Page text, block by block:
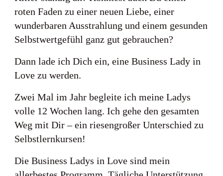
roten Faden zu einer neuen Liebe, einer
wunderbaren Ausstrahlung und einem gesunden
Selbstwertgefühl ganz gut gebrauchen?
Dann lade ich Dich ein, eine Business Lady in
Love zu werden.
Zwei Mal im Jahr begleite ich meine Ladys
volle 12 Wochen lang. Ich gehe den gesamten
Weg mit Dir – ein riesengroßer Unterschied zu
Selbstlernkursen!
Die Business Ladys in Love sind mein